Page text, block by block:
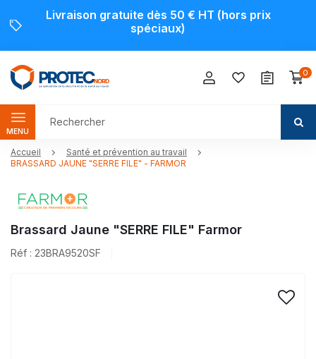
Livraison gratuite dès 50 € HT (hors prix
spéciaux)
0
MENU
Accueil
Santé et prévention au travail
BRASSARD JAUNE "SERRE FILE" - FARMOR
Brassard Jaune "SERRE FILE" Farmor
Réf : 23BRA9520SF